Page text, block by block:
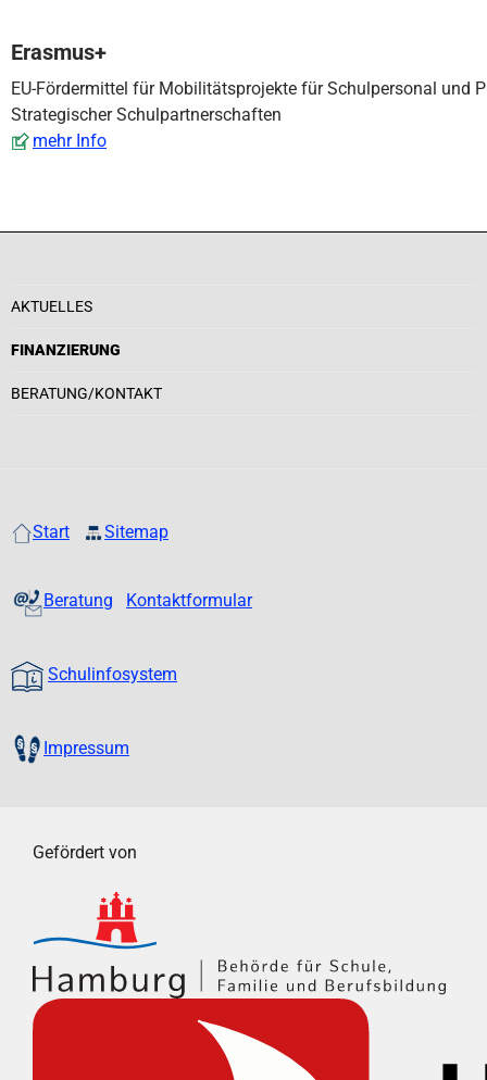
Erasmus+
EU-Fördermittel für Mobilitätsprojekte für Schulpersonal und
Strategischer Schulpartnerschaften
mehr Info
AKTUELLES
FINANZIERUNG
BERATUNG/KONTAKT
Start Sitemap
Beratung Kontaktformular
Schulinfosystem
Impressum
Gefördert von